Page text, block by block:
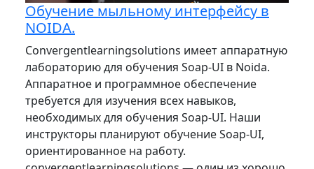
Обучение мыльному интерфейсу в
NOIDA.
Convergentlearningsolutions имеет аппаратную
лабораторию для обучения Soap-UI в Noida.
Аппаратное и программное обеспечение
требуется для изучения всех навыков,
необходимых для обучения Soap-UI. Наши
инструкторы планируют обучение Soap-UI,
ориентированное на работу.